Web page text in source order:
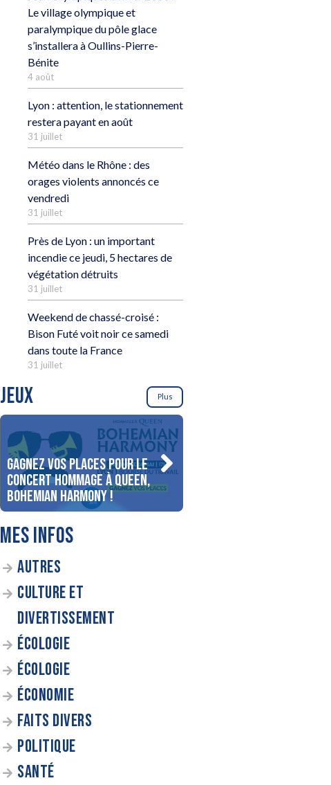
Le village olympique et
paralympique du pôle glace
s’installera à Oullins-Pierre-
Bénite
4 août
Lyon : attention, le stationnement
restera payant en août
31 juillet
Météo dans le Rhône : des
orages violents annoncés ce
vendredi
31 juillet
Près de Lyon : un important
incendie ce jeudi, 5 hectares de
végétation détruits
31 juillet
Weekend de chassé-croisé :
Bison Futé voit noir ce samedi
dans toute la France
31 juillet
JEUX Plus
Gagnez vos places pour le
concert Hommage à Queen,
Bohemian Harmony !
MES INFOS
AUTRES
CULTURE ET
DIVERTISSEMENT
ÉCOLOGIE
ÉCOLOGIE
ÉCONOMIE
FAITS DIVERS
POLITIQUE
SANTÉ